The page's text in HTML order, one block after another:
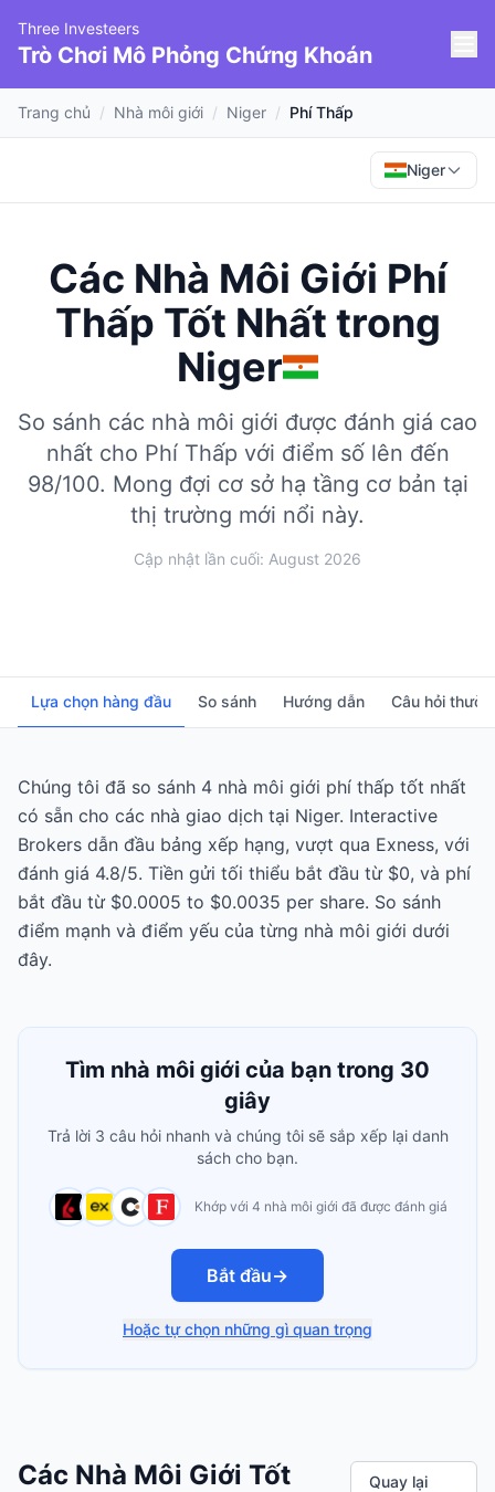
Three Investeers
Trò Chơi Mô Phỏng Chứng Khoán
Trang chủ / Nhà môi giới / Niger / Phí Thấp
Niger
Các Nhà Môi Giới Phí
Thấp Tốt Nhất trong
Niger
So sánh các nhà môi giới được đánh giá cao
nhất cho Phí Thấp với điểm số lên đến
98/100. Mong đợi cơ sở hạ tầng cơ bản tại
thị trường mới nổi này.
Cập nhật lần cuối: August 2026
Lựa chọn hàng đầu So sánh Hướng dẫn Câu hỏi
Chúng tôi đã so sánh 4 nhà môi giới phí thấp tốt nhất
có sẵn cho các nhà giao dịch tại Niger. Interactive
Brokers dẫn đầu bảng xếp hạng, vượt qua Exness, với
đánh giá 4.8/5. Tiền gửi tối thiểu bắt đầu từ $0, và phí
bắt đầu từ $0.0005 to $0.0035 per share. So sánh
điểm mạnh và điểm yếu của từng nhà môi giới dưới
đây.
Tìm nhà môi giới của bạn trong 30
giây
Trả lời 3 câu hỏi nhanh và chúng tôi sẽ sắp xếp lại danh
sách cho bạn.
Khớp với 4 nhà môi giới đã được đánh giá
Bắt đầu→
Hoặc tự chọn những gì quan trọng
Các Nhà Môi Giới Tốt
Quay lại